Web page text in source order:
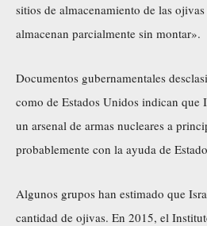
sitios de almacenamiento de las
almacenan parcialmente sin montar».
Documentos gubernamentales
como de Estados Unidos indican que
un arsenal de armas nucleares a
probablemente con la ayuda de
Algunos grupos han estimado que
cantidad de ojivas. En 2015, el